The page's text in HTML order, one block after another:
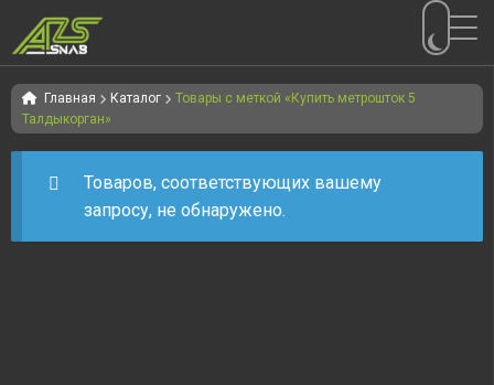
Перейти
к
навигации
Перейти
к
содержимому
Главная Каталог
Товары с меткой «Купить метрошток 5
Талдыкорган»
Товаров, соответствующих вашему
запросу, не обнаружено.